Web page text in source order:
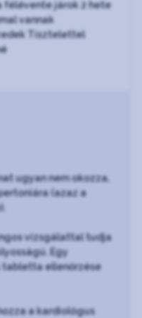
félévente járok 2 hete
vannak
Tisztelettel
ugyan nem okozza,
(azaz a
vizsgálattal tudja
Egy
tabletta ellenőrzése
a kardiológus